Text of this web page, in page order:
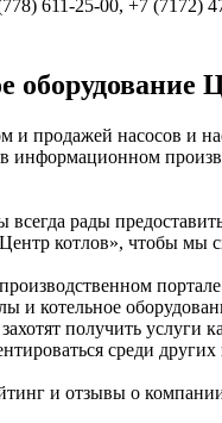
611-25-00, +7 (7172)
и продажей насосов и
рады
котлов», чтобы мы
и котельное
получить
среди
и отзывы о